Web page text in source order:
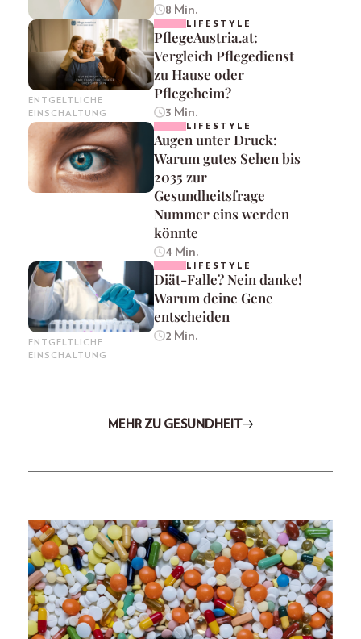
8 Min.
ENTGELTLICHE
EINSCHALTUNG
LIFESTYLE
PflegeAustria.at:
Vergleich Pflegedienst
zu Hause oder
Pflegeheim?
3 Min.
LIFESTYLE
Augen unter Druck:
Warum gutes Sehen bis
2035 zur
Gesundheitsfrage
Nummer eins werden
könnte
4 Min.
ENTGELTLICHE
EINSCHALTUNG
LIFESTYLE
Diät-Falle? Nein danke!
Warum deine Gene
entscheiden
2 Min.
MEHR ZU GESUNDHEIT